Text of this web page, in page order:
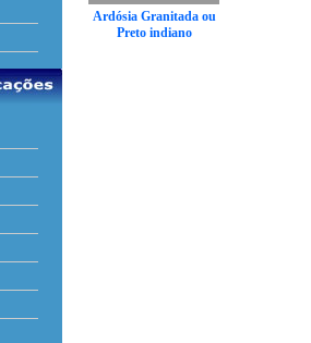
Ardósia Granitada ou
Preto indiano